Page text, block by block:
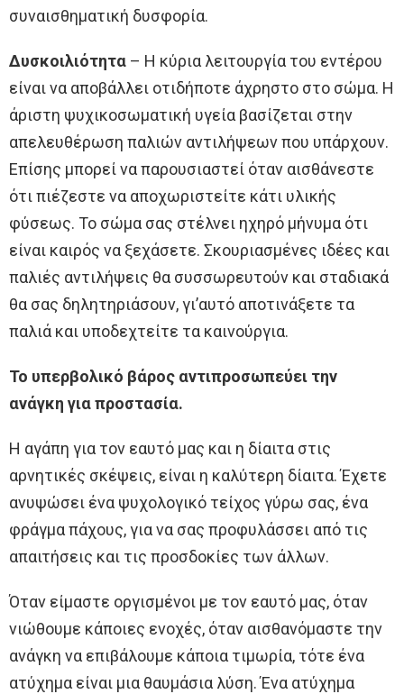
συναισθηματική δυσφορία.
Δυσκοιλιότητα – Η κύρια λειτουργία του εντέρου
είναι να αποβάλλει οτιδήποτε άχρηστο στο σώμα. Η
άριστη ψυχικοσωματική υγεία βασίζεται στην
απελευθέρωση παλιών αντιλήψεων που υπάρχουν.
Επίσης μπορεί να παρουσιαστεί όταν αισθάνεστε
ότι πιέζεστε να αποχωριστείτε κάτι υλικής
φύσεως. Το σώμα σας στέλνει ηχηρό μήνυμα ότι
είναι καιρός να ξεχάσετε. Σκουριασμένες ιδέες και
παλιές αντιλήψεις θα συσσωρευτούν και σταδιακά
θα σας δηλητηριάσουν, γι’αυτό αποτινάξετε τα
παλιά και υποδεχτείτε τα καινούργια.
Το υπερβολικό βάρος αντιπροσωπεύει την
ανάγκη για προστασία.
Η αγάπη για τον εαυτό μας και η δίαιτα στις
αρνητικές σκέψεις, είναι η καλύτερη δίαιτα. Έχετε
ανυψώσει ένα ψυχολογικό τείχος γύρω σας, ένα
φράγμα πάχους, για να σας προφυλάσσει από τις
απαιτήσεις και τις προσδοκίες των άλλων.
Όταν είμαστε οργισμένοι με τον εαυτό μας, όταν
νιώθουμε κάποιες ενοχές, όταν αισθανόμαστε την
ανάγκη να επιβάλουμε κάποια τιμωρία, τότε ένα
ατύχημα είναι μια θαυμάσια λύση. Ένα ατύχημα